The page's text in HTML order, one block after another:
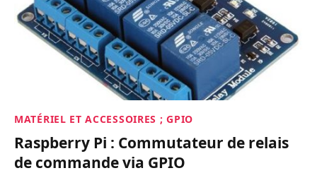
MATÉRIEL ET ACCESSOIRES ; GPIO
Raspberry Pi : Commutateur de relais
de commande via GPIO